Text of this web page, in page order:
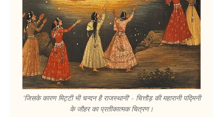
'जिसके कारण मिट्टी भी चन्दन है राजस्थानी' - चित्तौड़ की महारानी पद्मिनी
के जौहर का प्रतीकात्मक चित्रण।